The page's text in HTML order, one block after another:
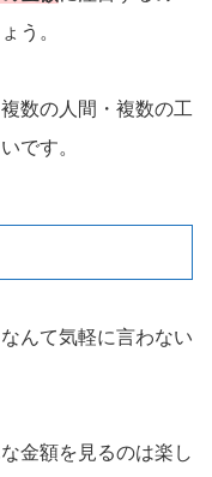
う。
数の人間・複数の工
です。
んて気軽に言わない
金額を見るのは楽し